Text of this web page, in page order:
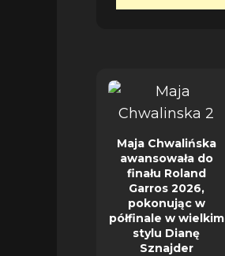
Maja Chwalińska
awansowała do
finału Roland
Garros 2026,
pokonując w
półfinale w wielkim
stylu Dianę
Sznajder